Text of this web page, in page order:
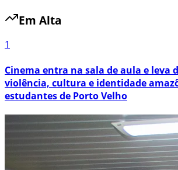
Em Alta
1
Cinema entra na sala de aula e leva
violência, cultura e identidade
estudantes de Porto Velho